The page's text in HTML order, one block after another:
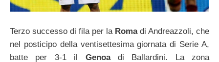
Terzo successo di fila per la Romadi Andreazzoli, che
nel posticipo della ventisettesima giornata di Serie A,
batte per 3-1 il Genoadi Ballardini. La zona